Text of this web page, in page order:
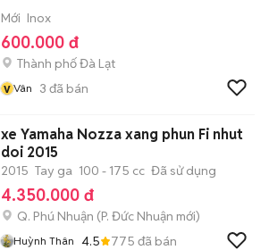
Mới Inox
600.000 đ
Thành phố Đà Lạt
v Vân 3 đã bán
xe Yamaha Nozza xang phun Fi nhut
doi 2015
2015 Tay ga 100 - 175 cc Đã sử dụng
4.350.000 đ
Q. Phú Nhuận (P. Đức Nhuận mới)
Huỳnh Thân 4.5 775 đã bán